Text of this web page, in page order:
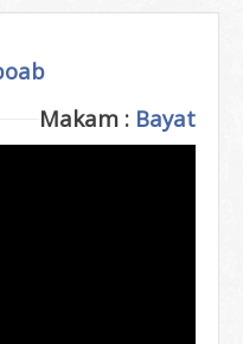
Makam : Bayat